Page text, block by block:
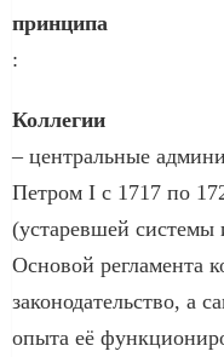
принципа
:
Коллегии
– центральные
Петром I с 1717 по
(устаревшей системы
Основой регламента
законодательство, а
опыта её